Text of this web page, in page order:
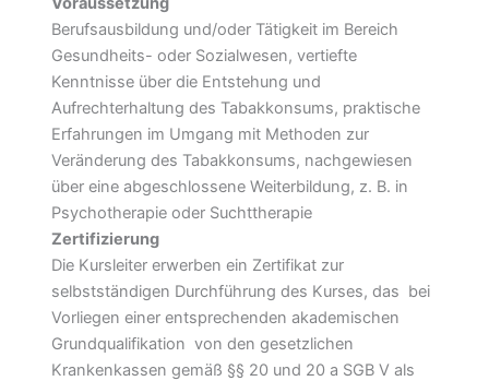
Berufsausbildung und/oder Tätigkeit im Bereich
Gesundheits- oder Sozialwesen, vertiefte
Kenntnisse über die Entstehung und
Aufrechterhaltung des Tabakkonsums, praktische
Erfahrungen im Umgang mit Methoden zur
Veränderung des Tabakkonsums, nachgewiesen
über eine abgeschlossene Weiterbildung, z. B. in
Psychotherapie oder Suchttherapie
Zertifizierung
Die Kursleiter erwerben ein Zertifikat zur
selbstständigen Durchführung des Kurses, das  bei
Vorliegen einer entsprechenden akademischen
Grundqualifikation  von den gesetzlichen
Krankenkassen gemäß §§ 20 und 20 a SGB V als